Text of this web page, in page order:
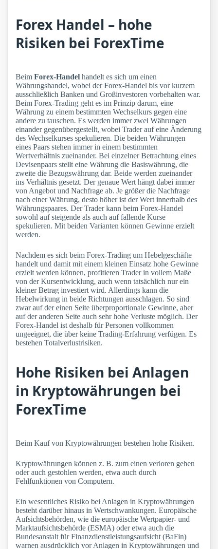
Forex Handel – hohe
Risiken bei ForexTime
Beim Forex-Handel handelt es sich um einen
Währungshandel, wobei der Forex-Handel bis vor kurzem
ausschließlich Banken und Großinvestoren vorbehalten war.
Beim Forex-Trading geht es im Prinzip darum, eine
Währung zu einem bestimmten Wechselkurs gegen eine
andere zu tauschen. Es werden immer zwei Währungen
einander gegenübergestellt, wobei Trader auf eine Änderung
des Wechselkurses spekulieren. Die beiden Währungen
eines Paars stehen immer in einem bestimmten
Wertverhältnis zueinander. Bei einzelner Betrachtung eines
Devisenpaars stellt eine Währung die Basiswährung, die
zweite die Bezugswährung dar. Beide werden zueinander
ins Verhältnis gesetzt. Der genaue Wert hängt dabei immer
von Angebot und Nachfrage ab. Je größer die Nachfrage
nach einer Währung, desto höher ist der Wert innerhalb des
Währungspaares. Der Trader kann beim Forex-Handel
sowohl auf steigende als auch auf fallende Kurse
spekulieren. Mit beiden Varianten können Gewinne erzielt
werden.
Nachdem es sich beim Forex-Trading um Hebelgeschäfte
handelt und damit mit einem kleinen Einsatz hohe Gewinne
erzielt werden können, profitieren Trader in vollem Maße
von der Kursentwicklung, auch wenn tatsächlich nur ein
kleiner Betrag investiert wird. Allerdings kann die
Hebelwirkung in beide Richtungen ausschlagen. So sind
zwar auf der einen Seite überproportionale Gewinne, aber
auf der anderen Seite auch sehr hohe Verluste möglich. Der
Forex-Handel ist deshalb für Personen vollkommen
ungeeignet, die über keine Trading-Erfahrung verfügen. Es
bestehen Totalverlustrisiken.
Hohe Risiken bei Anlagen
in Kryptowährungen bei
ForexTime
Beim Kauf von Kryptowährungen bestehen hohe Risiken.
Kryptowährungen können z. B. zum einen verloren gehen
oder auch gestohlen werden, etwa auch durch
Fehlfunktionen von Computern.
Ein wesentliches Risiko bei Anlagen in Kryptowährungen
besteht darüber hinaus in Wertschwankungen. Europäische
Aufsichtsbehörden, wie die europäische Wertpapier- und
Marktaufsichtsbehörde (ESMA) oder etwa auch die
Bundesanstalt für Finanzdienstleistungsaufsicht (BaFin)
warnen ausdrücklich vor Anlagen in Kryptowährungen und